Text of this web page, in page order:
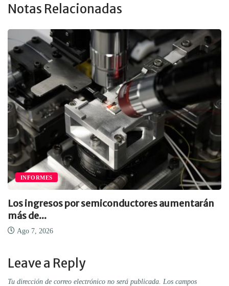
Notas Relacionadas
INFORMES
Los ingresos por semiconductores aumentarán
más de...
Ago 7, 2026
Leave a Reply
Tu dirección de correo electrónico no será publicada. Los campos